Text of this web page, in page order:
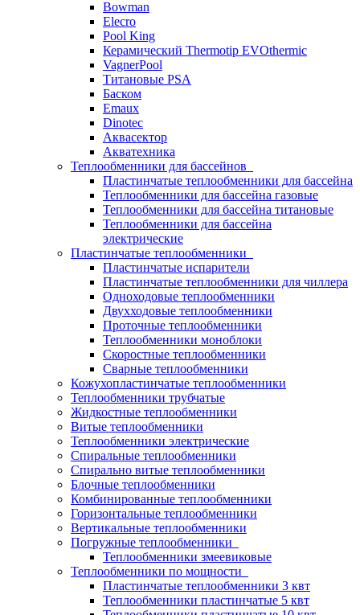
Bowman
Elecro
Pool King
Керамический Thermotip EVOthermic
VagnerPool
Титановые PSA
Баском
Emaux
Dinotec
Аквасектор
Акватехника
Теплообменники для бассейнов
Пластинчатые теплообменники для бассейна
Теплообменники для бассейна газовые
Теплообменники для бассейна титановые
Теплообменники для бассейна
электрические
Пластинчатые теплообменники
Пластинчатые испарители
Пластинчатые теплообменники для чиллера
Одноходовые теплообменники
Двухходовые теплообменники
Проточные теплообменники
Теплообменники моноблоки
Скоростные теплообменники
Сварные теплообменники
Кожухопластинчатые теплообменники
Теплообменники трубчатые
Жидкостные теплообменники
Витые теплообменники
Теплообменники электрические
Спиральные теплообменники
Спирально витые теплообменники
Блочные теплообменники
Комбинированные теплообменники
Горизонтальные теплообменники
Вертикальные теплообменники
Погружные теплообменники
Теплообменники змеевиковые
Теплообменники по мощности
Пластинчатые теплообменники 3 квт
Теплообменники пластинчатые 5 квт